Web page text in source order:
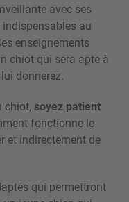
avec ses
au
enseignements
chiot qui sera apte à
donnerez.
chiot, soyez patient
fonctionne le
et indirectement de
qui permettront